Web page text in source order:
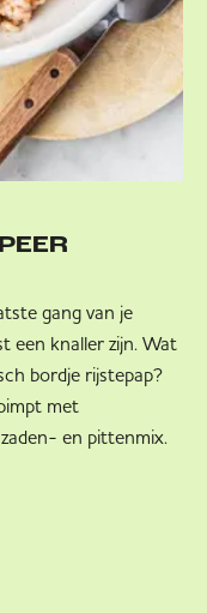
gang van je
een knaller zijn. Wat
bordje rijstepap?
met
en pittenmix.